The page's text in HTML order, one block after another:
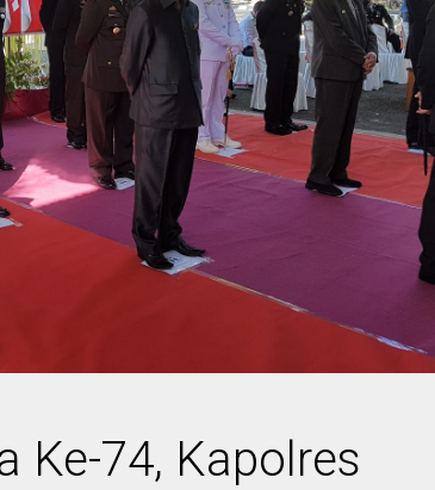
Ke-74, Kapolres